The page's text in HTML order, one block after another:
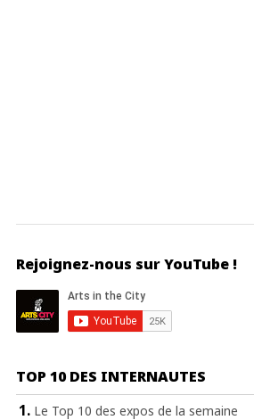
Rejoignez-nous sur YouTube !
TOP 10 DES INTERNAUTES
Le Top 10 des expos de la semaine